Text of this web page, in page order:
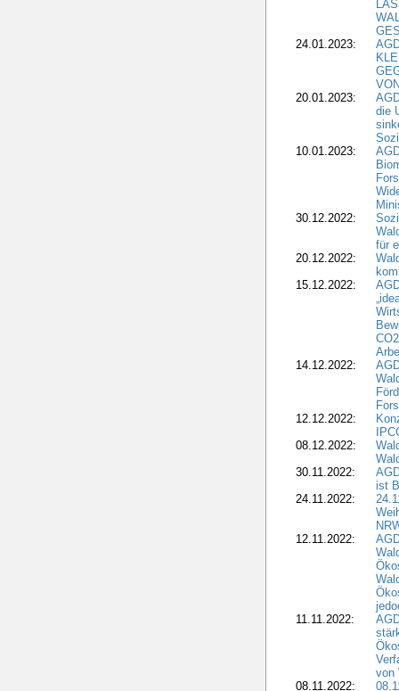
24.01.2023:
20.01.2023:
die
10.01.2023:
30.12.2022:
für
20.12.2022:
15.12.2022:
14.12.2022:
12.12.2022:
08.12.2022:
30.11.2022:
ist
24.11.2022:
12.11.2022:
11.11.2022:
von
08.11.2022: